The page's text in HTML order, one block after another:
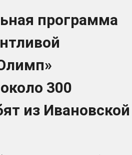
программа
300
из Ивановской